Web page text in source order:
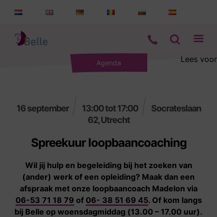
Lees voor
Agenda
16 september 13:00 tot 17:00
Socrateslaan
62, Utrecht
Spreekuur loopbaancoaching
Wil jij hulp en begeleiding bij het zoeken van
(ander) werk of een opleiding? Maak dan een
afspraak met onze loopbaancoach Madelon via
06-53 71 18 79 of 06- 38 51 69 45. Of kom langs
bij Belle op woensdagmiddag (13.00 – 17.00 uur).